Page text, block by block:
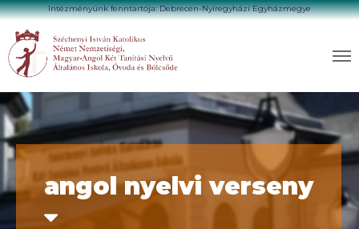
Intézményünk fenntartója: Debrecen-Nyíregyházi Egyházmegye
angol nyelvi verseny